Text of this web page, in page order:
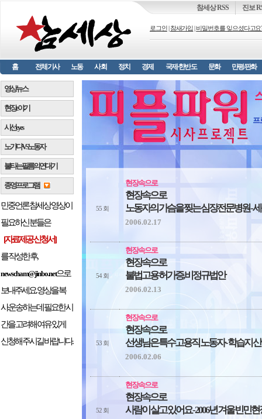
진보
참세상 RSS
로그인 참새가입 비밀번호를 잊으셨다고요
홈 전체기사 노동 사회 정치 경제 국제·한반도 문화 만평/판화
55 회
현장속으로
현장속으로
노동자의 가슴을 찢는 심장전문병원 -
2006.02.17
54 회
현장속으로
현장속으로
불법고용 허가증, 비정규법안
2006.02.13
53 회
현장속으로
현장속으로
선생님은 특수고용직 노동자 - 학습지
2006.02.06
52 회
현장속으로
현장속으로
사람이 살고 있어요 - 2006년 겨울 빈민
프
영상뉴스
현장 e 야기
시선 e y e s
노가다 VS 노동자
불타는 필름의 연대기
종영프로그램
민중언론 참세상 영상이
필요하신 분들은
[자료제공 신청서]
를 작성한 후,
newscham@jinbo.net으로
보내주세요. 영상을 복
사.운송하는데 필요한 시
간을 고려해 여유 있게
신청해 주시길 바랍니다.